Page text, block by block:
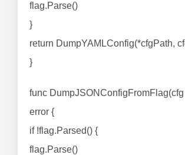
flag.Parse()
}
return DumpYAMLConfig(*cfgPath,
}
func
error {
if !flag.Parsed() {
flag.Parse()